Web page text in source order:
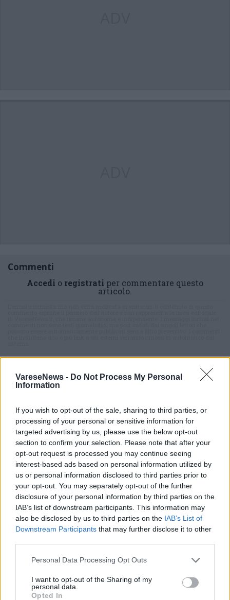
VareseNews - Do Not Process My Personal
Information
If you wish to opt-out of the sale, sharing to third parties, or
processing of your personal or sensitive information for
targeted advertising by us, please use the below opt-out
section to confirm your selection. Please note that after your
opt-out request is processed you may continue seeing
interest-based ads based on personal information utilized by
us or personal information disclosed to third parties prior to
your opt-out. You may separately opt-out of the further
disclosure of your personal information by third parties on the
IAB’s list of downstream participants. This information may
also be disclosed by us to third parties on the IAB’s List of
Downstream Participants that may further disclose it to other
Personal Data Processing Opt Outs
I want to opt-out of the Sharing of my
personal data.
Opted In
Commenti
Accedi o registrati per commentare questo
articolo.
ADV